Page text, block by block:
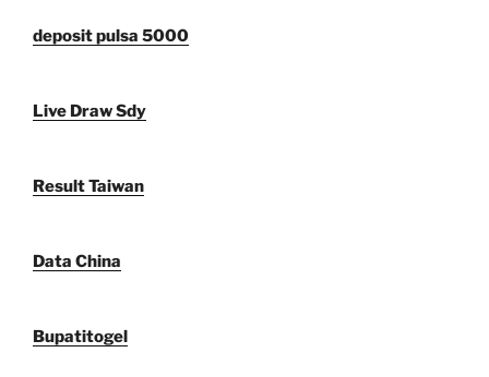
deposit pulsa 5000
Live Draw Sdy
Result Taiwan
Data China
Bupatitogel